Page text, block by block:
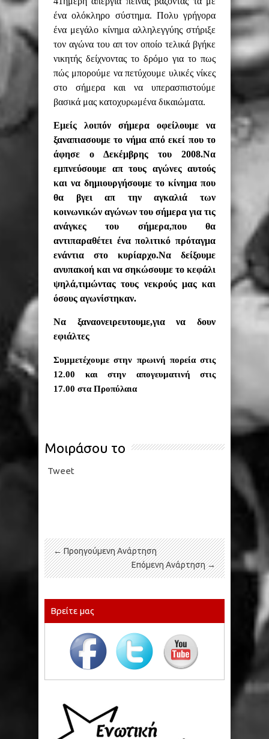
ένα ολόκληρο σύστημα. Πολυ γρήγορα
ένα μεγάλο κίνημα αλληλεγγύης στήριξε
τον αγώνα του απ τον οποίο τελικά βγήκε
νικητής δείχνοντας το δρόμο για το πως
πώς μπορούμε να πετύχουμε υλικές νίκες
στο σήμερα και να υπερασπιστούμε
βασικά μας κατοχυρωμένα δικαιώματα.
Εμείς λοιπόν σήμερα οφείλουμε να
ξαναπιασουμε το νήμα από εκεί που το
άφησε ο Δεκέμβρης του 2008.Να
εμπνεύσουμε απ τους αγώνες αυτούς
και να δημιουργήσουμε το κίνημα που
θα βγει απ την αγκαλιά των
κοινωνικών αγώνων του σήμερα για τις
ανάγκες του σήμερα,που θα
αντιπαραθέτει ένα πολιτικό πρόταγμα
ενάντια στο κυρίαρχο.Να δείξουμε
ανυπακοή και να σηκώσουμε το κεφάλι
ψηλά,τιμώντας τους νεκρούς μας και
όσους αγωνίστηκαν.
Να ξαναονειρευτουμε,για να δουν
εφιάλτες
Συμμετέχουμε στην πρωινή πορεία στις
12.00 και στην απογευματινή στις
17.00 στα Προπύλαια
Μοιράσου το
Tweet
← Προηγούμενη Ανάρτηση
Επόμενη Ανάρτηση →
Βρείτε μας